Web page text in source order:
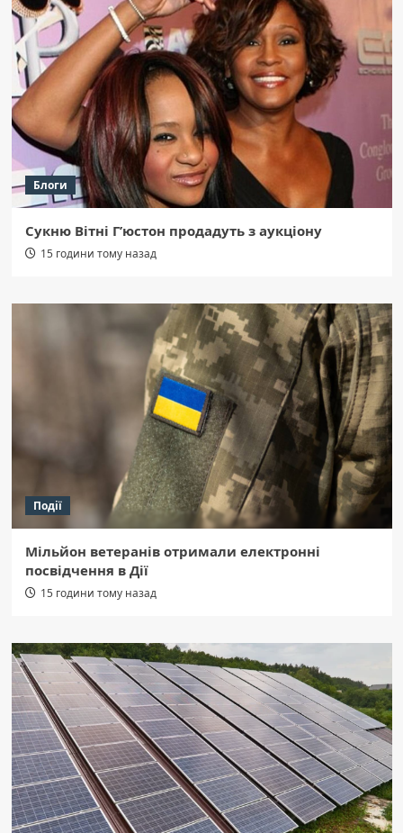
Блоги
Сукню Вітні Г’юстон продадуть з аукціону
15 години тому назад
Події
Мільйон ветеранів отримали електронні
посвідчення в Дії
15 години тому назад